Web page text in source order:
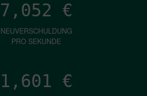
7,052 €
NEUVERSCHULDUNG
PRO SEKUNDE
1,601 €